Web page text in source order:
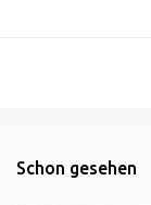
Schon gesehen